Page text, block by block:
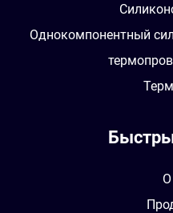
Однокомпонентный